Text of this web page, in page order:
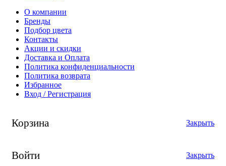
О компании
Бренды
Подбор цвета
Контакты
Акции и скидки
Доставка и Оплата
Политика конфиденциальности
Политика возврата
Избранное
Вход / Регистрация
Корзина Закрыть
Войти Закрыть